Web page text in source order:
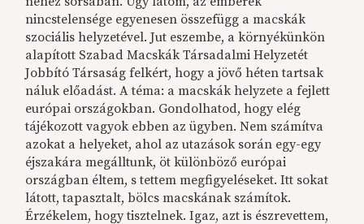
nincstelensége egyenesen összefügg a macskák
szociális helyzetével. Jut eszembe, a környékünkön
alapított Szabad Macskák Társadalmi Helyzetét
Jobbító Társaság felkért, hogy a jövő héten tartsak
náluk előadást. A téma: a macskák helyzete a fejlett
európai országokban. Gondolhatod, hogy elég
tájékozott vagyok ebben az ügyben. Nem számítva
azokat a helyeket, ahol az utazások során egy-egy
éjszakára megálltunk, öt különböző európai
országban éltem, s tettem megfigyeléseket. Itt sokat
látott, tapasztalt, bölcs macskának számítok.
Érzékelem, hogy tisztelnek. Igaz, azt is észrevettem,